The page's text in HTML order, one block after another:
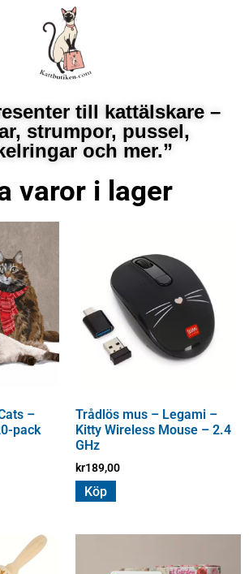
till kattälskare –
strumpor, pussel,
och mer.”
varor i lager
–
pack
Trådlös mus – Legami –
Kitty Wireless Mouse – 2.4
GHz
kr189,00
Köp